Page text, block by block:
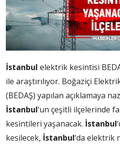
İstanbul elektrik kesintisi
ile araştırılıyor. Boğaziçi
(BEDAŞ) yapılan açıklamaya
İstanbul‘un çeşitli ilçelerinde
kesintileri yaşanacak. İstanbul
kesilecek, İstanbul‘da elektrik